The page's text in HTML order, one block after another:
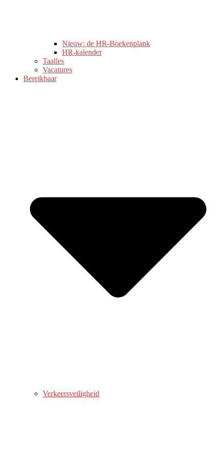
Nieuw: de HR-Boekenplank
HR-kalender
Taalles
Vacatures
Bereikbaar
Verkeersveiligheid